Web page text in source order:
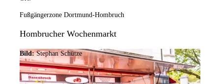
Fußgängerzone Dortmund-Hombruch
Hombrucher Wochenmarkt
Bild: Stephan Schütze